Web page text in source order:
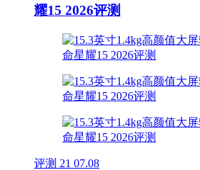
耀15 2026评测
评测 21 07.08